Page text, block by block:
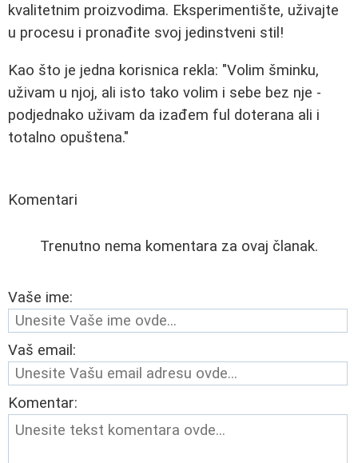
kvalitetnim proizvodima. Eksperimentište, uživajte
u procesu i pronađite svoj jedinstveni stil!
Kao što je jedna korisnica rekla: "Volim šminku,
uživam u njoj, ali isto tako volim i sebe bez nje -
podjednako uživam da izađem ful doterana ali i
totalno opuštena."
Komentari
Trenutno nema komentara za ovaj članak.
Vaše ime:
Vaš email:
Komentar: